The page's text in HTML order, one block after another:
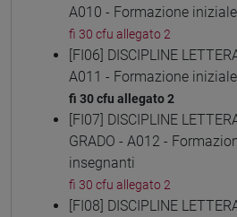
A010 - Formazione
fi 30 cfu allegato 2
[FI06] DISCIPLINE
A011 - Formazione
fi 30 cfu allegato 2
[FI07] DISCIPLINE
GRADO - A012 -
insegnanti
fi 30 cfu allegato 2
[FI08] DISCIPLINE